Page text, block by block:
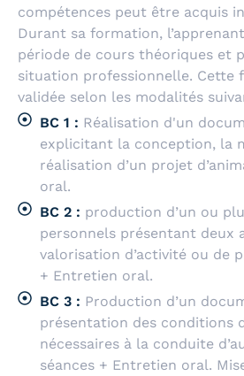
compétences peut être acquis
Durant sa formation,
période de cours théoriques et
situation professionnelle. Cette
validée selon les modalités
BC 1 : Réalisation d'un
explicitant la conception, la
réalisation d’un projet
oral.
BC 2 : production d’un ou
personnels présentant deux
valorisation d’activité ou de
+ Entretien oral.
BC 3 : Production d’un
présentation des conditions
nécessaires à la conduite
séances + Entretien oral.